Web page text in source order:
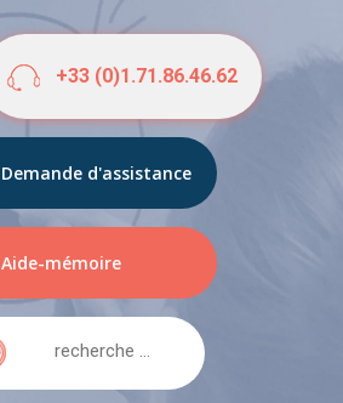
+33 (0)1.71.86.46.62
Demande d'assistance
Aide-mémoire